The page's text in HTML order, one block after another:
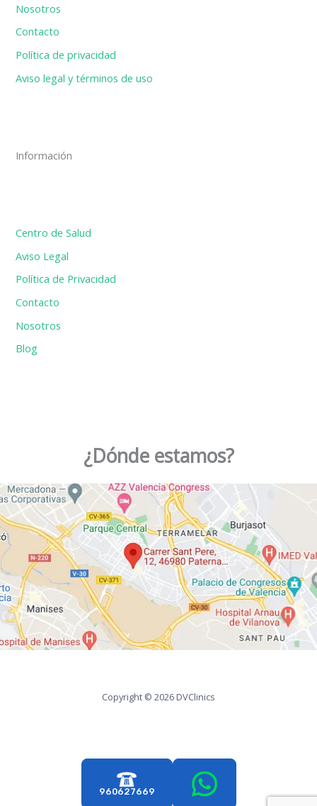
Nosotros
Contacto
Política de privacidad
Aviso legal y términos de uso
Información
Centro de Salud
Aviso Legal
Política de Privacidad
Contacto
Nosotros
Blog
¿Dónde estamos?
Copyright © 2026 DVClinics
960627669